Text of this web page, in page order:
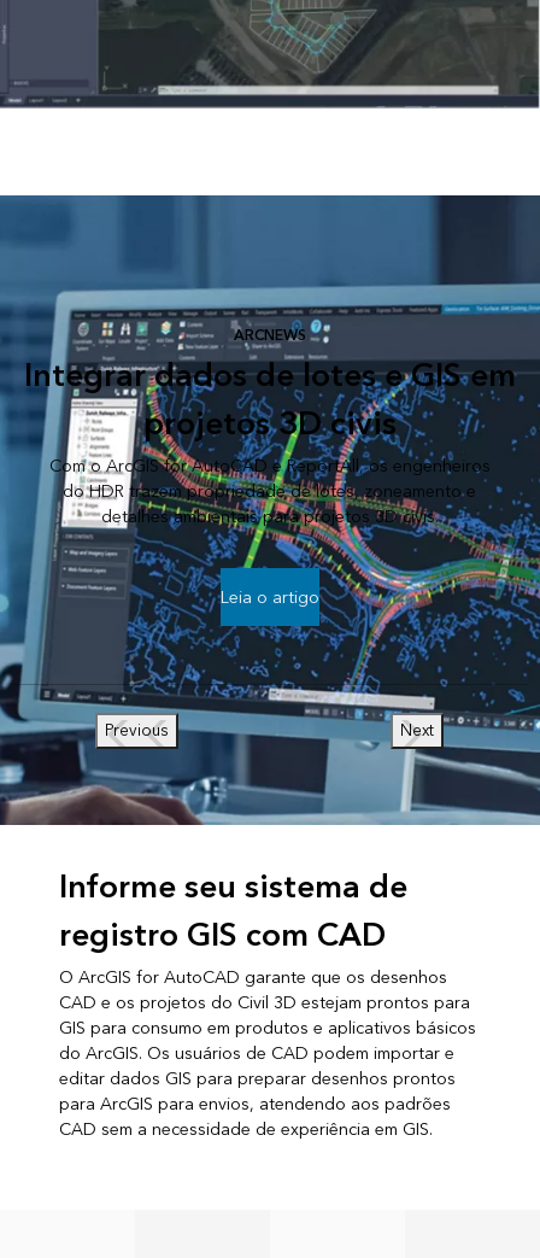
ARCNEWS
Integrar dados de lotes e GIS em
projetos 3D civis
Com o ArcGIS for AutoCAD e ReportAll, os engenheiros
do HDR trazem propriedade de lotes, zoneamento e
detalhes ambientais para projetos 3D civis.
Leia o artigo
Previous Next
Informe seu sistema de
registro GIS com CAD
O ArcGIS for AutoCAD garante que os desenhos
CAD e os projetos do Civil 3D estejam prontos para
GIS para consumo em produtos e aplicativos básicos
do ArcGIS. Os usuários de CAD podem importar e
editar dados GIS para preparar desenhos prontos
para ArcGIS para envios, atendendo aos padrões
CAD sem a necessidade de experiência em GIS.